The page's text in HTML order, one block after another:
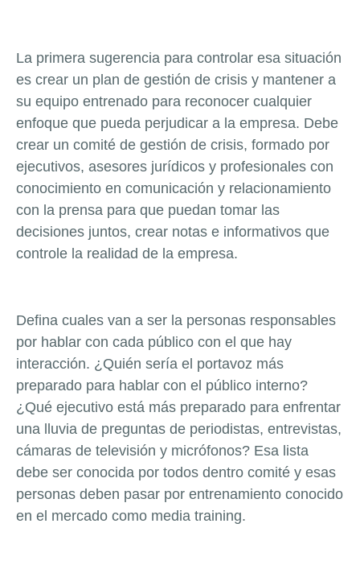
La primera sugerencia para controlar esa situación
es crear un plan de gestión de crisis y mantener a
su equipo entrenado para reconocer cualquier
enfoque que pueda perjudicar a la empresa. Debe
crear un comité de gestión de crisis, formado por
ejecutivos, asesores jurídicos y profesionales con
conocimiento en comunicación y relacionamiento
con la prensa para que puedan tomar las
decisiones juntos, crear notas e informativos que
controle la realidad de la empresa.
Defina cuales van a ser la personas responsables
por hablar con cada público con el que hay
interacción. ¿Quién sería el portavoz más
preparado para hablar con el público interno?
¿Qué ejecutivo está más preparado para enfrentar
una lluvia de preguntas de periodistas, entrevistas,
cámaras de televisión y micrófonos? Esa lista
debe ser conocida por todos dentro comité y esas
personas deben pasar por entrenamiento conocido
en el mercado como media training.